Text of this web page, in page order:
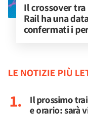
Il crossover
Rail ha una
confermati i
LE NOTIZIE PIÙ
Il prossimo
e orario: sarà